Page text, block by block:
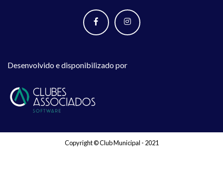
Desenvolvido e disponibilizado por
Copyright © Club Municipal - 2021